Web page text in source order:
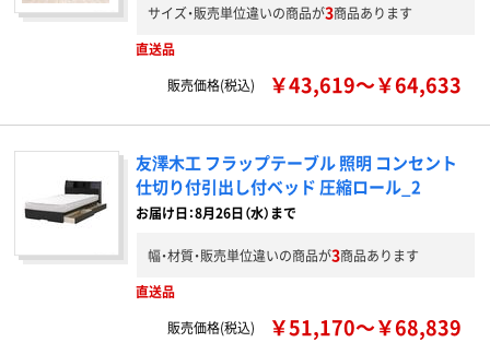
サイズ・販売単位違いの商品が3商品あります
直送品
販売価格(税込)
￥43,619～￥64,633
友澤木工 フラップテーブル 照明 コンセント
仕切り付引出し付ベッド 圧縮ロール_2
お届け日：8月26日（水）まで
幅・材質・販売単位違いの商品が3商品あります
直送品
販売価格(税込)
￥51,170～￥68,839